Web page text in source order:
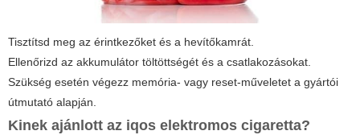
Tisztítsd meg az érintkezőket és a hevítőkamrát.
Ellenőrizd az akkumulátor töltöttségét és a csatlakozásokat.
Szükség esetén végezz memória- vagy reset-műveletet a gyártói
útmutató alapján.
Kinek ajánlott az iqos elektromos cigaretta?